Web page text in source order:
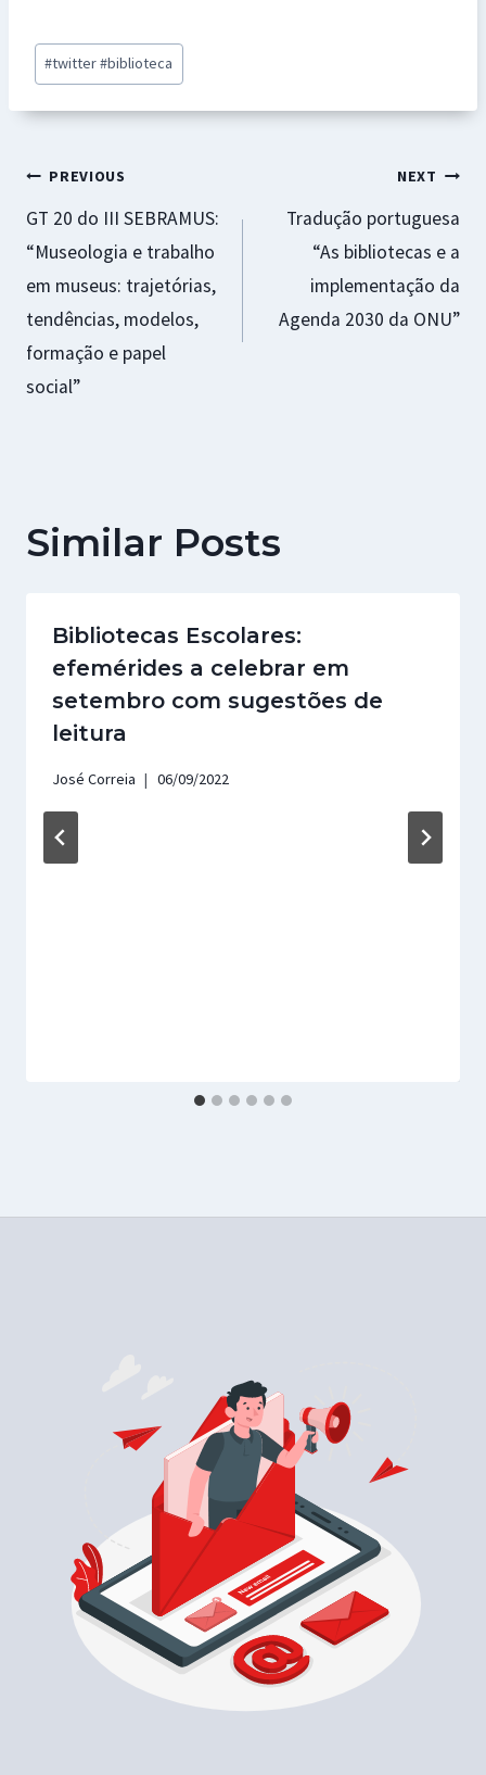
b
o
o
at
sA
p
se
n
ge t
Post
Tags:
#twitter #biblioteca
Navegação
de
artigos
PREVIOUS
GT 20 do III SEBRAMUS:
“Museologia e trabalho
em museus: trajetórias,
tendências, modelos,
formação e papel
social”
NEXT
Tradução portuguesa
“As bibliotecas e a
implementação da
Agenda 2030 da ONU”
Similar Posts
Bibliotecas Escolares:
efemérides a celebrar em
setembro com sugestões de
leitura
José Correia 06/09/2022